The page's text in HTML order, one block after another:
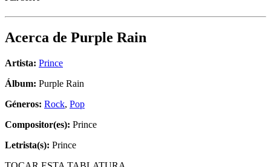
Acerca de Purple Rain
Artista: Prince
Álbum: Purple Rain
Géneros: Rock, Pop
Compositor(es): Prince
Letrista(s): Prince